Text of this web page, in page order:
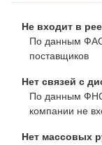
Не входит в
По данным
поставщиков
Нет связей с
По данным
компании не
Нет массовых